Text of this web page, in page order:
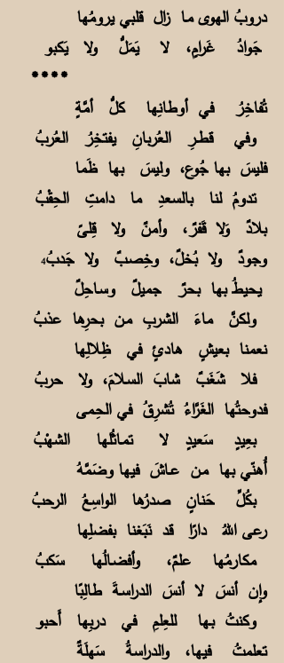
دروبُ الهوى مـا زال قلبي يرومُها
جَوادُ غَرامٍ، لا يَمَلُّ ولا يَكبو
****
تُفاخِرُ في أوطانِها كلُّ أمَّةٍ
وفي قطــرِ العُربانِ يفتخِرُ العُربُ
فليسَ بها جُوع، وليسَ بها ظَما
تدومُ لنا بالسعدِ ما دامتِ الحِقْبُ
بلادٌ وَلا قَفرٌ، وأمنٌ ولا قِلىً
وجودٌ ولا بُخلٌ، وخِصـبٌ ولا جَدبُ4
يحيطُ بها بحرٌ جميلٌ وسـاحِلٌ
ولكنَّ ماءَ الشربِ مـن بحرِها عذبُ
نعمنا بعيشٍ هادئٍ في ظِلالِها
فلا شَغَبٌ شابَ السـلامَ، ولا حربُ
فدوحتُها الغَرَّاءُ تُشرِقُ في الحِـمى
بعِيدٍ سَعيدٍ لا تمـاثُلها الشهْبُ
أُهنّي بها مـن عــاشَ فيها وضَمَّهُ
بكُلِّ حَنانٍ صدرُها الواسِعُ الرحبُ
رعى اللهُ دارًا قد نَبَغنا بفضلِها
مكارمُها علمٌ، وأفضـالُها سَكبُ
وإن أنسَ لا أنسَ الدراسـةَ طالِبًا
وكنتُ بـها للعِلمِ في دربِها أَحبو
تعلمتُ فيها، والدراسةُ سَهلَةٌ